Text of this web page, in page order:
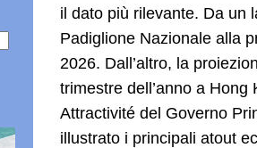
il dato più rilevante. Da un
Padiglione Nazionale alla
2026. Dall’altro, la
trimestre dell’anno a
Attractivité del Governo
illustrato i principali atout